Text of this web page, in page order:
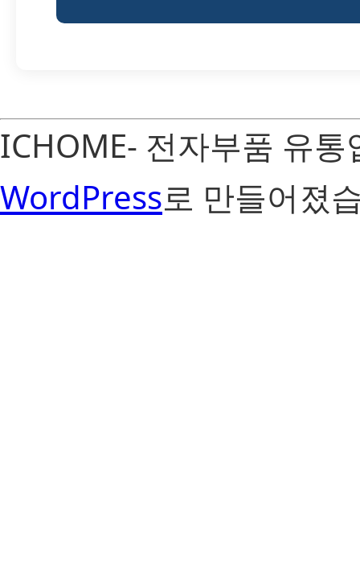
ICHOME- 전자부품 유
WordPress로 만들어졌